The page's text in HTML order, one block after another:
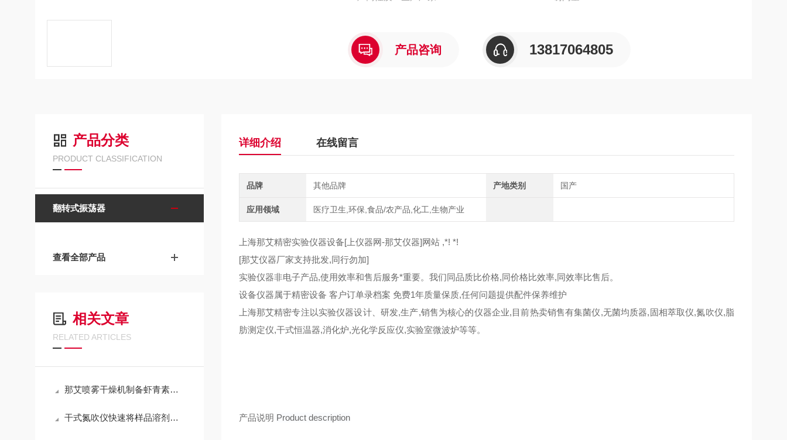
产品咨询 13817064805
产品分类
PRODUCT CLASSIFICATION
翻转式振荡器
查看全部产品
相关文章
RELATED ARTICLES
那艾喷雾干燥机制备虾青素微胶囊工艺参数优化案例
干式氮吹仪快速将样品溶剂蒸发至干燥状态
详细介绍 在线留言
品牌 其他品牌 产地类别 国产
应用领域 医疗卫生,环保,食品/农产品,化工,生物产业
上海那艾精密实验仪器设备[上仪器网-那艾仪器]网站 ,*! *!
[那艾仪器厂家支持批发,同行勿加]
实验仪器非电子产品,使用效率和售后服务*重要。我们同品质比价格,同价格比效率,同效率比售后。
设备仪器属于精密设备 客户订单录档案 免费1年质量保质,任何问题提供配件保养维护
上海那艾精密专注以实验仪器设计、研发,生产,销售为核心的仪器企业,目前热卖销售有集菌仪,无菌均质器,固相萃取仪,氮吹仪,脂
肪测定仪,干式恒温器,消化炉,光化学反应仪,实验室微波炉等等。
产品说明 Product description